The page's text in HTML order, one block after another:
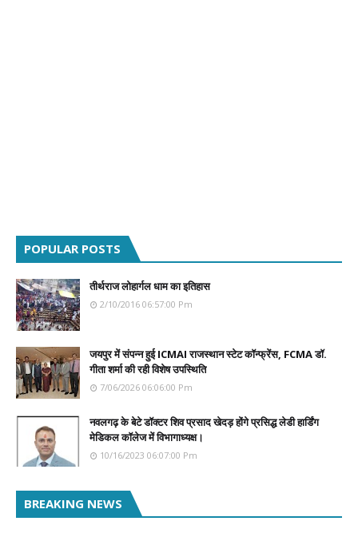
POPULAR POSTS
तीर्थराज लोहार्गल धाम का इतिहास
2/10/2016 06:57:00 Pm
जयपुर में संपन्न हुई ICMAI राजस्थान स्टेट कॉन्फ्रेंस, FCMA डॉ.
गीता शर्मा की रही विशेष उपस्थिति
7/06/2026 06:06:00 Pm
नवलगढ़ के बेटे डॉक्टर शिव प्रसाद खेदड़ होंगे प्रसिद्ध लेडी हार्डिंग
मेडिकल कॉलेज में विभागाध्यक्ष।
10/16/2023 06:07:00 Pm
BREAKING NEWS